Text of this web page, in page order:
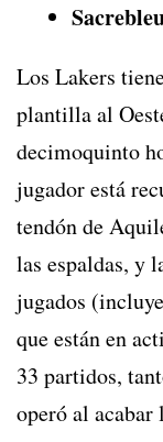
Los Lakers
plantilla al
decimoquinto
jugador está
tendón de
las espaldas, y
jugados
que están en
33 partidos,
operó al acabar